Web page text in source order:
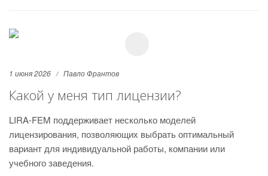
1 июня 2026 Павло Франтов
Какой у меня тип лицензии?
LIRA-FEM поддерживает несколько моделей
лицензирования, позволяющих выбрать оптимальный
вариант для индивидуальной работы, компании или
учебного заведения.